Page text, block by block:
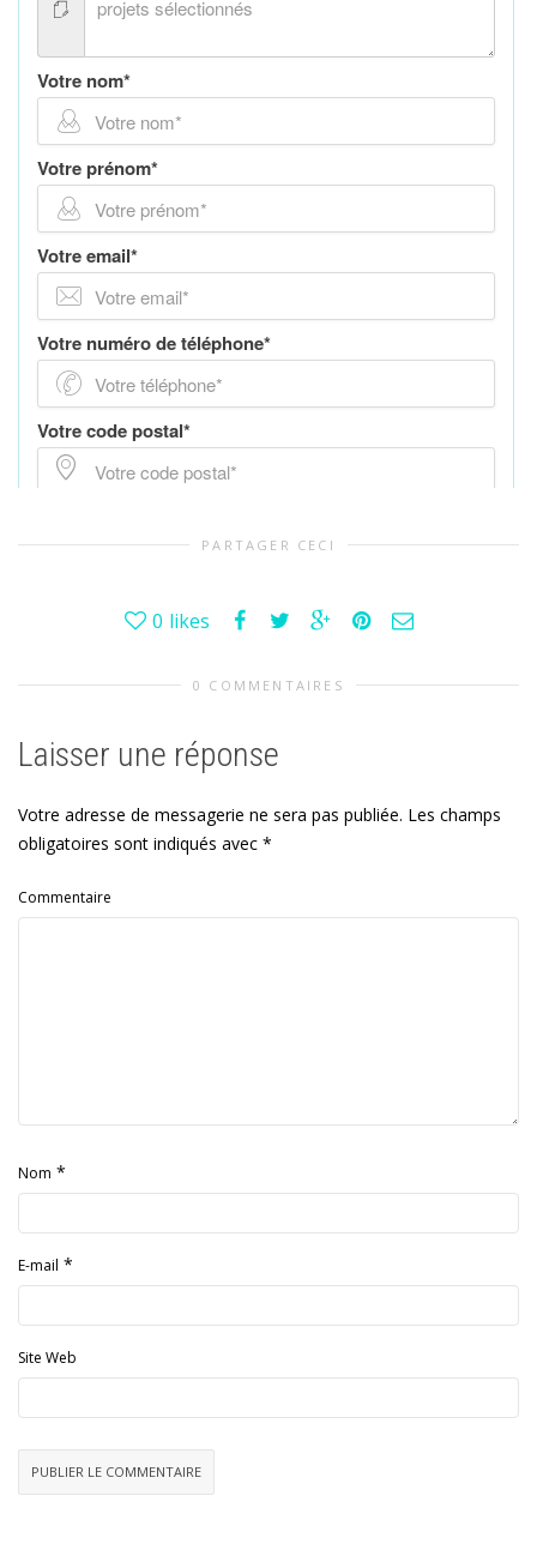
PARTAGER CECI
0 likes
0 COMMENTAIRES
Laisser une réponse
Votre adresse de messagerie ne sera pas publiée. Les champs
obligatoires sont indiqués avec *
Commentaire
Nom *
E-mail *
Site Web